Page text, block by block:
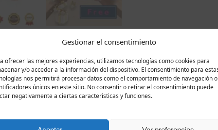
Gestionar el consentimiento
ofrecer las mejores experiencias, utilizamos tecnologías como cookies para
y/o acceder a la información del dispositivo. El consentimiento para
nos permitirá procesar datos como el comportamiento de navegación o
únicos en este sitio. No consentir o retirar el consentimiento puede
negativamente a ciertas características y funciones.
Descripción Valoraciones
manzana son una pequeña tentación que combina
chapados en oro rosa, irradian calidez y
manzana brilla un delicado circonio rosa, que irradia